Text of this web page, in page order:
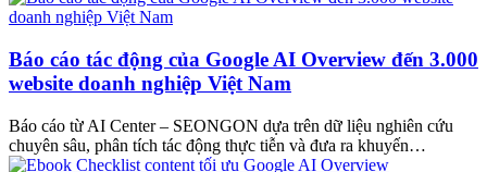
Báo cáo tác động của Google AI Overview đến 3.000
website doanh nghiệp Việt Nam
Báo cáo từ AI Center – SEONGON dựa trên dữ liệu nghiên cứu
chuyên sâu, phân tích tác động thực tiễn và đưa ra khuyến…